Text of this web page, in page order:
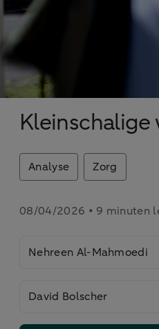
Analyse Zorg
08/04/2026 • 9 minuten
Nehreen Al-Mahmoedi
David Bolscher